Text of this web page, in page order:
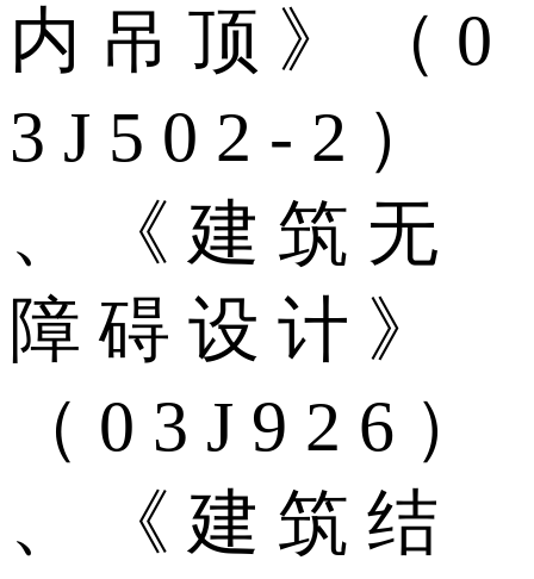
内 吊 顶 》 （ 0
3 J 5 0 2 - 2 ）
、 《 建 筑 无
障 碍 设 计 》
（ 0 3 J 9 2 6 ）
、 《 建 筑 结